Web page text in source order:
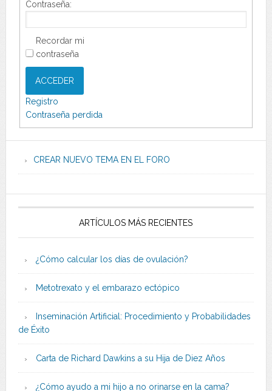
Contraseña:
Recordar mi
contraseña
ACCEDER
Registro
Contraseña perdida
CREAR NUEVO TEMA EN EL FORO
ARTÍCULOS MÁS RECIENTES
¿Cómo calcular los días de ovulación?
Metotrexato y el embarazo ectópico
Inseminación Artificial: Procedimiento y Probabilidades
de Éxito
Carta de Richard Dawkins a su Hija de Diez Años
¿Cómo ayudo a mi hijo a no orinarse en la cama?